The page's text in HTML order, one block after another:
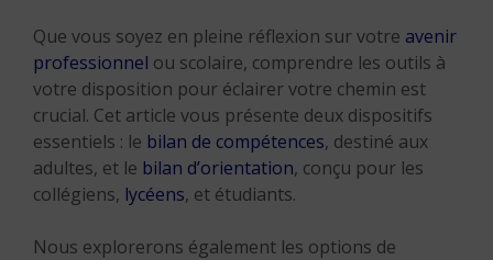
Que vous soyez en pleine réflexion sur votre avenir
professionnel ou scolaire, comprendre les outils à
votre disposition pour éclairer votre chemin est
crucial. Cet article vous présente deux dispositifs
essentiels : le bilan de compétences, destiné aux
adultes, et le bilan d’orientation, conçu pour les
collégiens, lycéens, et étudiants.
Nous explorerons également les options de